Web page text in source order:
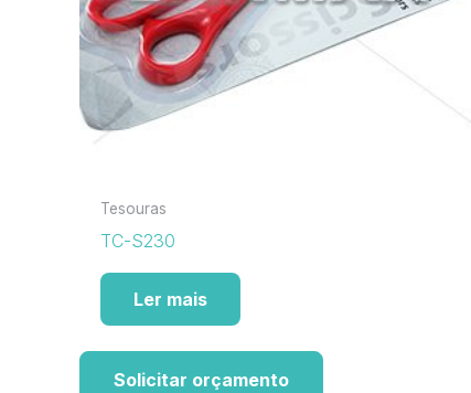
Tesouras
TC-S230
Ler mais
Solicitar orçamento